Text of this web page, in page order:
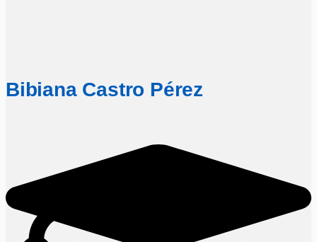
Bibiana Castro Pérez